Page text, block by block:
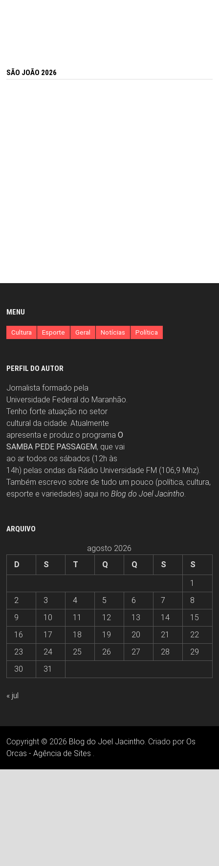
SÃO JOÃO 2026
MENU
Cultura Esporte Geral Notícias Política
PERFIL DO AUTOR
Jornalista formado pela
Universidade Federal do Maranhão.
Tenho forte atuação no setor
cultural da cidade. Atualmente
apresenta e produz o programa O
SAMBA PEDE PASSAGEM, que vai
ao ar todos os sábados (12h às
14h) pelas ondas da Rádio Universidade FM (106,9 Mhz).
Também escrevo sobre de tudo um pouco (política, cultura,
esporte e variedades) aqui no Blog do Joel Jacintho
ARQUIVO
agosto 2026
D
S T Q Q S
S
1
2
3 4 5 6 7
8
9
10 11 12 13 14
15
16
17 18 19 20 21
22
23
24 25 26 27 28
29
30
31
« jul
Copyright © 2026 Blog do Joel Jacintho . Criado por Os
Orcas - Agência de Sites